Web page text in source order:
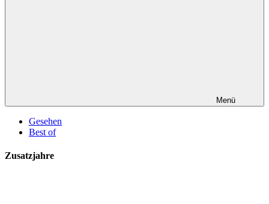
Menü
Gesehen
Best of
Zusatzjahre